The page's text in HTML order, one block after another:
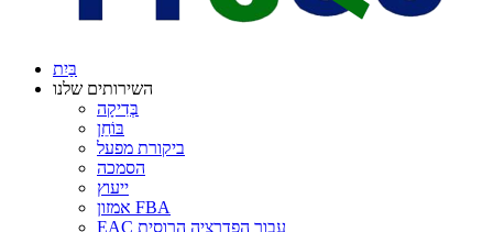
בַּיִת
השירותים שלנו
בְּדִיקָה
בּוֹחֵן
ביקורת מפעל
הסמכה
ייעוץ
אמזון FBA
EAC עבור הפדרציה הרוסית